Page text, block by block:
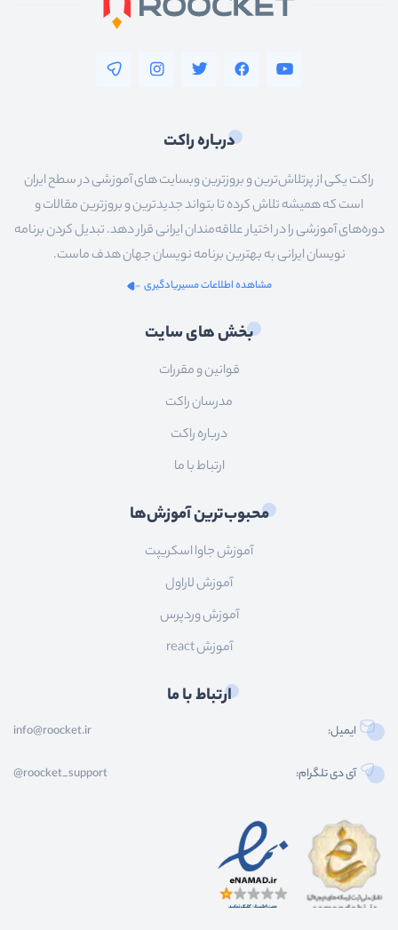
درباره راکت
راکت یکی از پرتلاش‌ترین و بروزترین وبسایت های آموزشی در سطح ایران
است که همیشه تلاش کرده تا بتواند جدیدترین و بروزترین مقالات و
دوره‌های آموزشی را در اختیار علاقه‌مندان ایرانی قرار دهد. تبدیل کردن برنامه
نویسان ایرانی به بهترین برنامه نویسان جهان هدف ماست.
مشاهده اطلاعات مسیریادگیری
بخش های سایت
قوانین و مقررات
مدرسان راکت
درباره راکت
ارتباط با ما
محبوب‌ترین آموزش‌ها
آموزش جاوا اسکریپت
آموزش لاراول
آموزش وردپرس
آموزش react
ارتباط با ما
ایمیل: info@roocket.ir
آی دی تلگرام: @roocket_support